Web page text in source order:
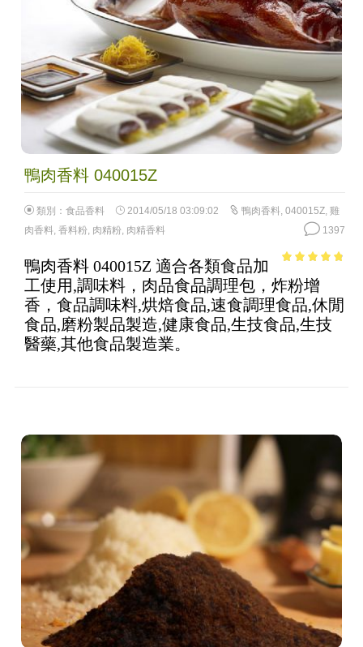
鴨肉香料 040015Z
類別： 食品香料 2014/05/18 03:09:02 鴨肉香料, 040015Z, 雞
肉香料, 香料粉, 肉精粉, 肉精香料 1397
5
鴨肉香料 040015Z 適合各類食品加
工使用,調味料，肉品食品調理包，炸粉增
香，食品調味料,烘焙食品,速食調理食品,休閒
食品,磨粉製品製造,健康食品,生技食品,生技
醫藥,其他食品製造業。